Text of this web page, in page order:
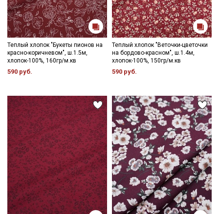
Теплый хлопок "Букеты пионов на
красно-коричневом", ш.1.5м,
хлопок-100%, 160гр/м.кв
590 руб.
Теплый хлопок "Веточки-цветочки
на бордово-красном", ш.1.4м,
хлопок-100%, 150гр/м.кв
590 руб.